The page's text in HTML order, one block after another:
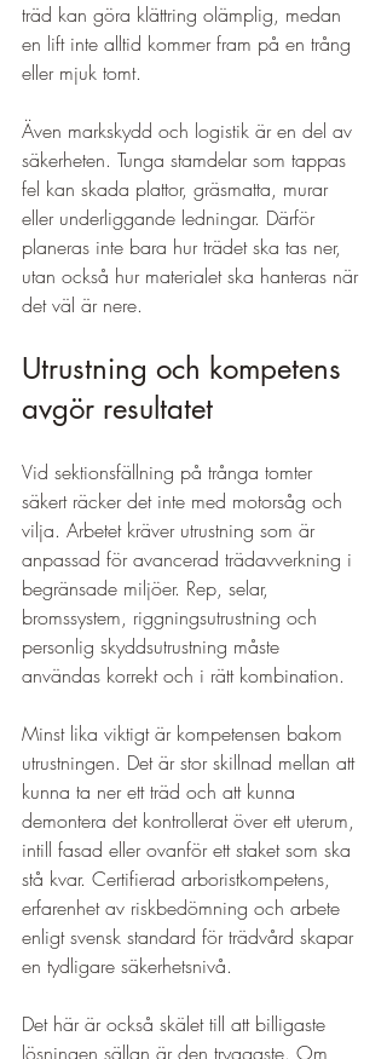
träd kan göra klättring olämplig, medan
en lift inte alltid kommer fram på en trång
eller mjuk tomt.
Även markskydd och logistik är en del av
säkerheten. Tunga stamdelar som tappas
fel kan skada plattor, gräsmatta, murar
eller underliggande ledningar. Därför
planeras inte bara hur trädet ska tas ner,
utan också hur materialet ska hanteras när
det väl är nere.
Utrustning och kompetens
avgör resultatet
Vid sektionsfällning på trånga tomter
säkert räcker det inte med motorsåg och
vilja. Arbetet kräver utrustning som är
anpassad för avancerad trädavverkning i
begränsade miljöer. Rep, selar,
bromssystem, riggningsutrustning och
personlig skyddsutrustning måste
användas korrekt och i rätt kombination.
Minst lika viktigt är kompetensen bakom
utrustningen. Det är stor skillnad mellan att
kunna ta ner ett träd och att kunna
demontera det kontrollerat över ett uterum,
intill fasad eller ovanför ett staket som ska
stå kvar. Certifierad arboristkompetens,
erfarenhet av riskbedömning och arbete
enligt svensk standard för trädvård skapar
en tydligare säkerhetsnivå.
Det här är också skälet till att billigaste
lösningen sällan är den tryggaste. Om